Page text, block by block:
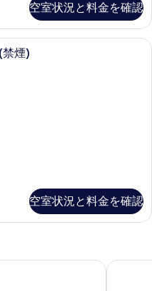
空室状況と料金を確認
室10畳ツイン 共用バスルーム (禁
禁煙)
空室状況と料金を確認
優彩別館